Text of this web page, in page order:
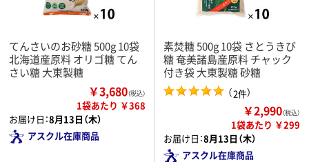
てんさいのお砂糖 500g 10袋
北海道産原料 オリゴ糖 てん
さい糖 大東製糖
￥3,680（税込）
1袋あたり ￥368
お届け日：8月13日（木）
アスクル在庫商品
素焚糖 500g 10袋 さとうきび
糖 奄美諸島産原料 チャック
付き袋 大東製糖 砂糖
（2件）
￥2,990（税込）
1袋あたり ￥299
お届け日：8月13日（木）
アスクル在庫商品